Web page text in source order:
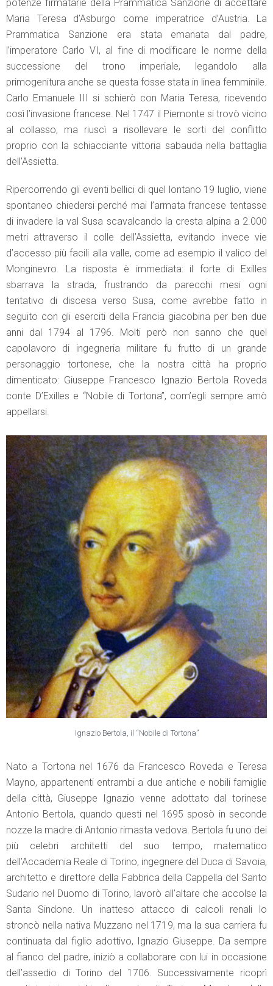
potenze firmatarie della Prammatica Sanzione di accettare
Maria Teresa d’Asburgo come imperatrice d’Austria. La
Prammatica Sanzione era stata emanata dal padre,
l’imperatore Carlo VI, al fine di modificare le norme della
successione del trono imperiale, legandolo alla
primogenitura anche se questa fosse stata in linea femminile.
Carlo Emanuele III si schierò con Maria Teresa, ricevendo
così l’invasione francese. Nel 1747 il Piemonte si trovò vicino
al collasso, ma riuscì a risollevare le sorti del conflitto
proprio con la schiacciante vittoria sabauda nella battaglia
dell’Assietta.
Ripercorrendo gli eventi bellici di quel lontano 19 luglio, viene
spontaneo chiedersi perché mai l’armata francese tentasse
di invadere la val Susa scavalcando la cresta alpina a 2.000
metri attraverso il colle dell’Assietta, evitando invece vie
d’accesso più facili alla valle, come ad esempio il valico del
Monginevro. La risposta è immediata: il forte di Exilles
sbarrava la strada, frustrando da parecchi mesi ogni
tentativo di discesa verso Susa, come avrebbe fatto in
seguito con gli eserciti della Francia giacobina per ben due
anni dal 1794 al 1796. Molti però non sanno che quel
capolavoro di ingegneria militare fu frutto di un grande
personaggio tortonese, che la nostra città ha proprio
dimenticato: Giuseppe Francesco Ignazio Bertola Roveda
conte D’Exilles e “Nobile di Tortona”, com’egli sempre amò
appellarsi.
Ignazio Bertola, il “Nobile di Tortona”
Nato a Tortona nel 1676 da Francesco Roveda e Teresa
Mayno, appartenenti entrambi a due antiche e nobili famiglie
della città, Giuseppe Ignazio venne adottato dal torinese
Antonio Bertola, quando questi nel 1695 sposò in seconde
nozze la madre di Antonio rimasta vedova. Bertola fu uno dei
più celebri architetti del suo tempo, matematico
dell’Accademia Reale di Torino, ingegnere del Duca di Savoia,
architetto e direttore della Fabbrica della Cappella del Santo
Sudario nel Duomo di Torino, lavorò all’altare che accolse la
Santa Sindone. Un inatteso attacco di calcoli renali lo
stroncò nella nativa Muzzano nel 1719, ma la sua carriera fu
continuata dal figlio adottivo, Ignazio Giuseppe. Da sempre
al fianco del padre, iniziò a collaborare con lui in occasione
dell’assedio di Torino del 1706. Successivamente ricoprì